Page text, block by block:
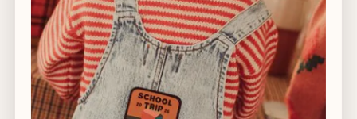
De zitting is gemaakt van 100% katoen
De zwarte riem is 100% nylon.
De zwarte clip 100% pu
De drager heeft gouden details in de logo's.